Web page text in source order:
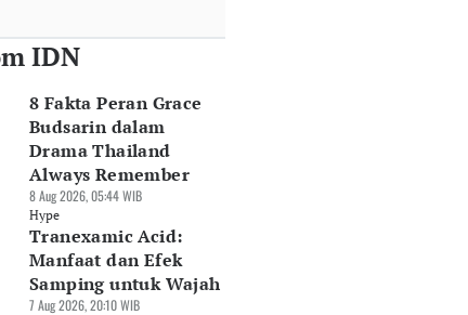
IDN
8 Fakta Peran Grace
Budsarin dalam
Drama Thailand
Always Remember
8 Aug 2026, 05:44 WIB
Hype
Tranexamic Acid:
Manfaat dan Efek
Samping untuk Wajah
7 Aug 2026, 20:10 WIB